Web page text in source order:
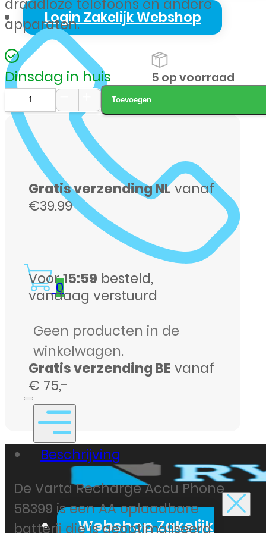
Login Zakelijk Webshop
0
Geen producten in de
winkelwagen.
Webshop Zakelijk
draadloze telefoons en andere
apparaten.
Dinsdag in huis
Varta
Recharge
Accu
Phone
58399
batterij
aantal
Toevoegen
5 op voorraad
Gratis verzending NLvanaf
€39.99
Voor15:59 besteld,
vandaag verstuurd
Gratis verzending BE vanaf
€ 75,-
Beschrijving
De Varta Recharge Accu Phone
58399 is een AA oplaadbare
batterij die is geoptimaliseerd